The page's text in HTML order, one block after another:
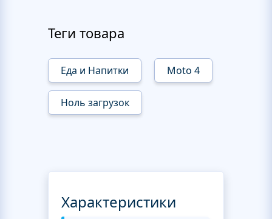
Теги товара
Еда и Напитки Moto 4
Ноль загрузок
Характеристики